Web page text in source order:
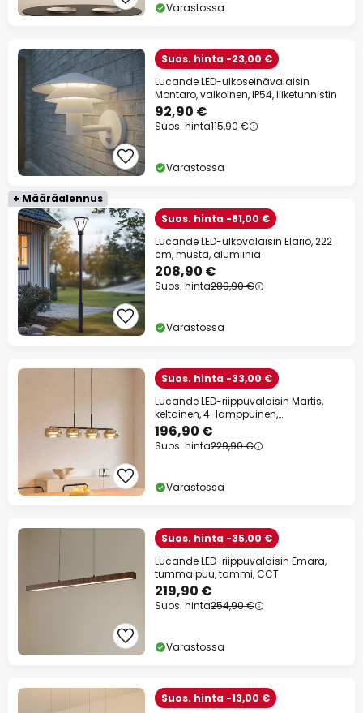
Varastossa
Suos. hinta -23,00 €
Lucande LED-ulkoseinävalaisin
Montaro, valkoinen, IP54, liiketunnistin
92,90 €
Suos. hinta115,90 €
Varastossa
+ Määräalennus
Suos. hinta -81,00 €
Lucande LED-ulkovalaisin Elario, 222
cm, musta, alumiinia
208,90 €
Suos. hinta289,90 €
Varastossa
Suos. hinta -33,00 €
Lucande LED-riippuvalaisin Martis,
keltainen, 4-lamppuinen,
himmennettävä
196,90 €
Suos. hinta229,90 €
Varastossa
Suos. hinta -35,00 €
Lucande LED-riippuvalaisin Emara,
tumma puu, tammi, CCT
219,90 €
Suos. hinta254,90 €
Varastossa
Suos. hinta -13,00 €